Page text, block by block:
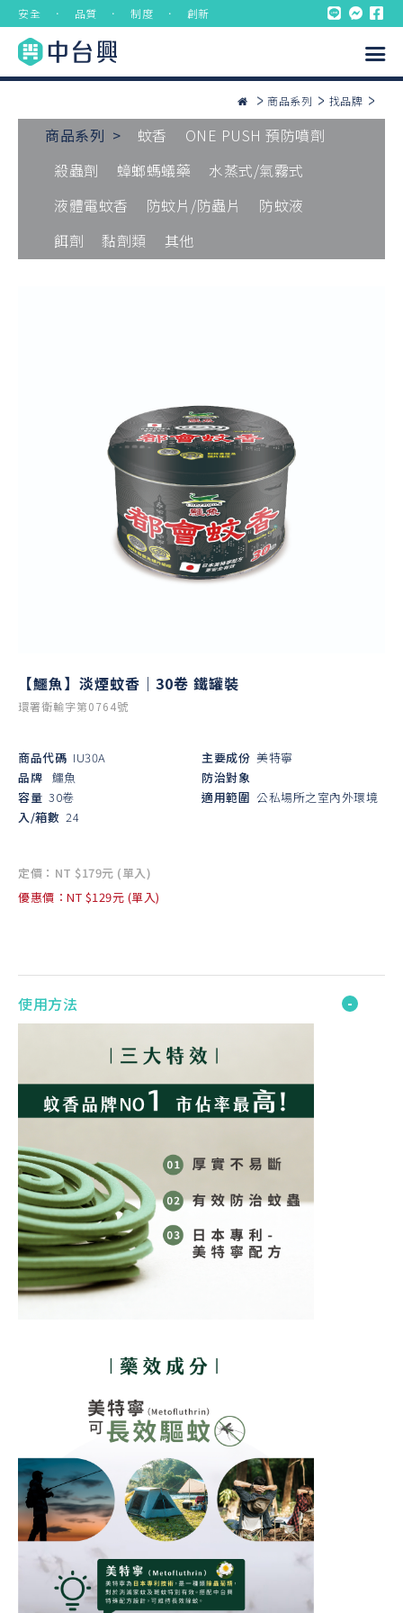
安全 ． 品質 ． 制度 ． 創新
商品系列 找品牌
商品系列 > 蚊香
ONE PUSH 預防噴劑
殺蟲劑
蟑螂螞蟻藥
水蒸式/氣霧式
液體電蚊香
防蚊片/防蟲片
防蚊液
餌劑
黏劑類 其他
【鱷魚】淡煙蚊香｜30卷 鐵罐裝
環署衛輸字第0764號
商品代碼 IU30A
品牌 鱷魚
容量 30卷
入/箱數 24
主要成份 美特寧
防治對象
適用範圍 公私場所之室內外環境
定價：NT $179元 (單入)
優惠價：NT $129元 (單入)
使用方法